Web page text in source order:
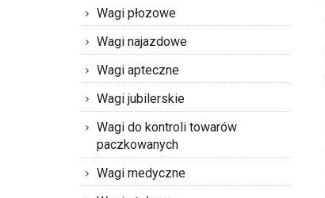
Wagi płozowe
Wagi najazdowe
Wagi apteczne
Wagi jubilerskie
Wagi do kontroli towarów
paczkowanych
Wagi medyczne